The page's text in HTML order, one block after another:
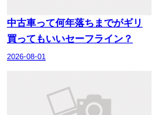
中古車って何年落ちまでがギリ
買ってもいいセーフライン？
2026-08-01